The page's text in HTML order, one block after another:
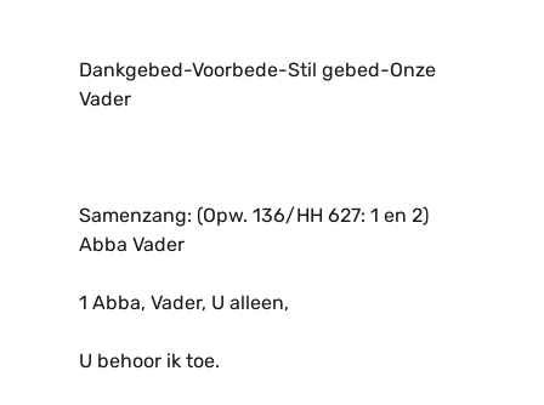
Dankgebed-Voorbede-Stil gebed-Onze
Vader
Samenzang: (Opw. 136/HH 627: 1 en 2)
Abba Vader
1 Abba, Vader, U alleen,
U behoor ik toe.